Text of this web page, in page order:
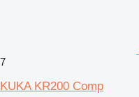
7
KUKA KR200 Comp